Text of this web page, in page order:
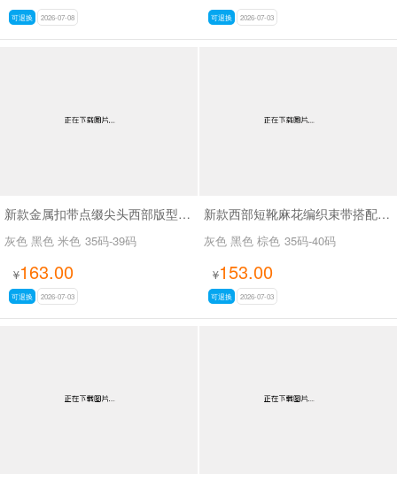
可退换 2026-07-08 可退换 2026-07-03
新款金属扣带点缀尖头西部版型废土风尖头长靴SA8034
灰色 黑色 米色 35码-39码
¥163.00
可退换 2026-07-03
新款西部短靴麻花编织束带搭配金属扣SA8035
灰色 黑色 棕色 35码-40码
¥153.00
可退换 2026-07-03